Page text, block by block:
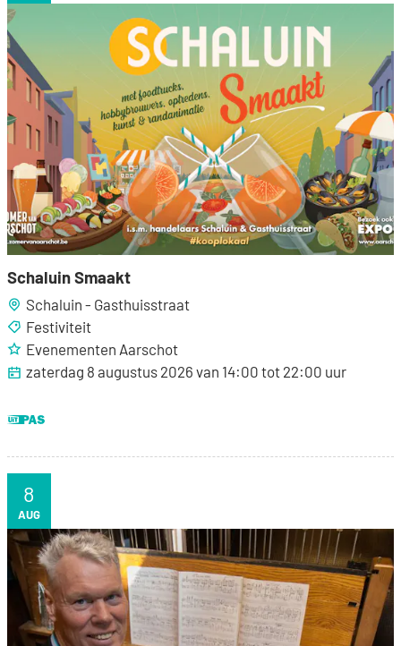
Schaluin Smaakt
Schaluin Smaakt
Schaluin - Gasthuisstraat
Festiviteit
Evenementen Aarschot
zaterdag 8 augustus 2026 van 14:00 tot 22:00 uur
ZA
8
AUG
Beiaardconcert: Auke De Boer - van Fries Volkslied